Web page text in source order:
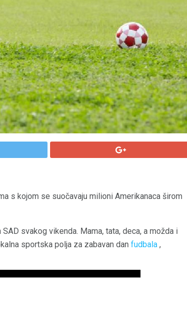
s kojom se suočavaju milioni Amerikanaca širom
svakog vikenda. Mama, tata, deca, a možda i
sportska polja za zabavan dan fudbala ,